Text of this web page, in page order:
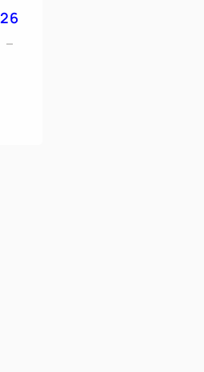
26